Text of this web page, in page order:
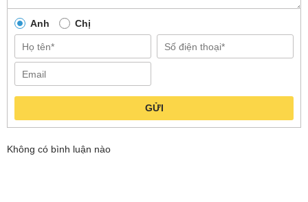
Anh Chị
GỬI
Không có bình luận nào